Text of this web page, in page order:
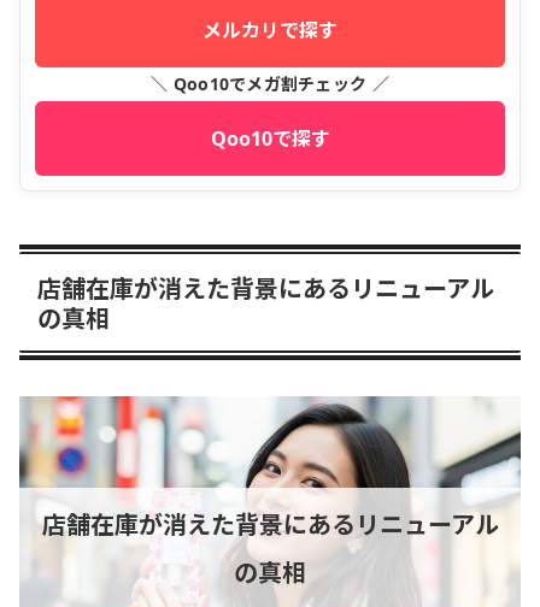
メルカリで探す
＼ Qoo10でメガ割チェック ／
Qoo10で探す
店舗在庫が消えた背景にあるリニューアル
の真相
店舗在庫が消えた背景にあるリニューアル
の真相